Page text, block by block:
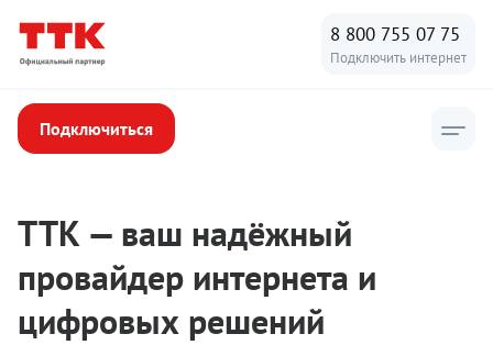
8 800 755 07 75
Подключить интернет
Подключиться
ТТК — ваш надёжный
провайдер интернета и
цифровых решений